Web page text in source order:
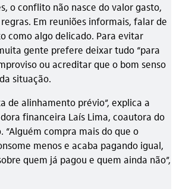
o conflito não nasce do valor gasto,
Em reuniões informais, falar de
como algo delicado. Para evitar
gente prefere deixar tudo “para
ou acreditar que o bom senso
situação.
de alinhamento prévio”, explica a
financeira Laís Lima, coautora do
“Alguém compra mais do que o
menos e acaba pagando igual,
quem já pagou e quem ainda não”,